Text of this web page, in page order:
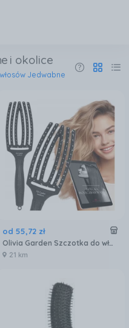
i okolice
Jedwabne
od 55,72 zł
Olivia Garden Szczotka do włosów M
21 km